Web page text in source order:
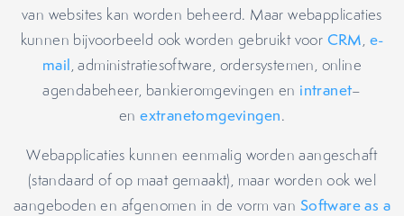
van websites kan worden beheerd. Maar webapplicaties
kunnen bijvoorbeeld ook worden gebruikt voor CRM, e-
mail, administratiesoftware, ordersystemen, online
agendabeheer, bankieromgevingen en intranet–
enextranetomgevingen.
Webapplicaties kunnen eenmalig worden aangeschaft
(standaard of op maat gemaakt), maar worden ook wel
aangeboden en afgenomen in de vorm van Software as a